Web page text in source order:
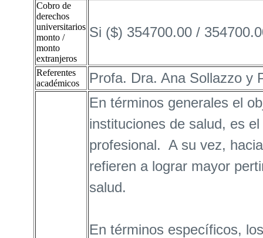
Cobro de
derechos
universitarios
monto /
monto
extranjeros
Si ($) 354700.00 /
Referentes
académicos
Profa. Dra. Ana Sollazzo y
En términos generales el
instituciones de salud, es
profesional. A su vez,
refieren a lograr mayor
salud.
En términos específicos,